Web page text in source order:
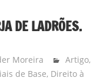
DE LADRÕES.
Moreira Artigo,
de Base, Direito à